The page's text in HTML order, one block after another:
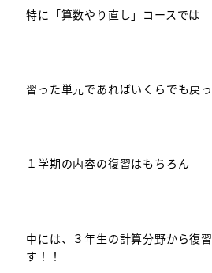
特に「算数やり直し」コースでは
習った単元であればいくらでも戻
１学期の内容の復習はもちろん
中には、３年生の計算分野から復
す！！